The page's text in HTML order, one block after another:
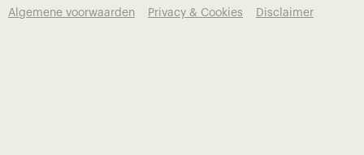
Algemene voorwaarden Privacy & Cookies Disclaimer